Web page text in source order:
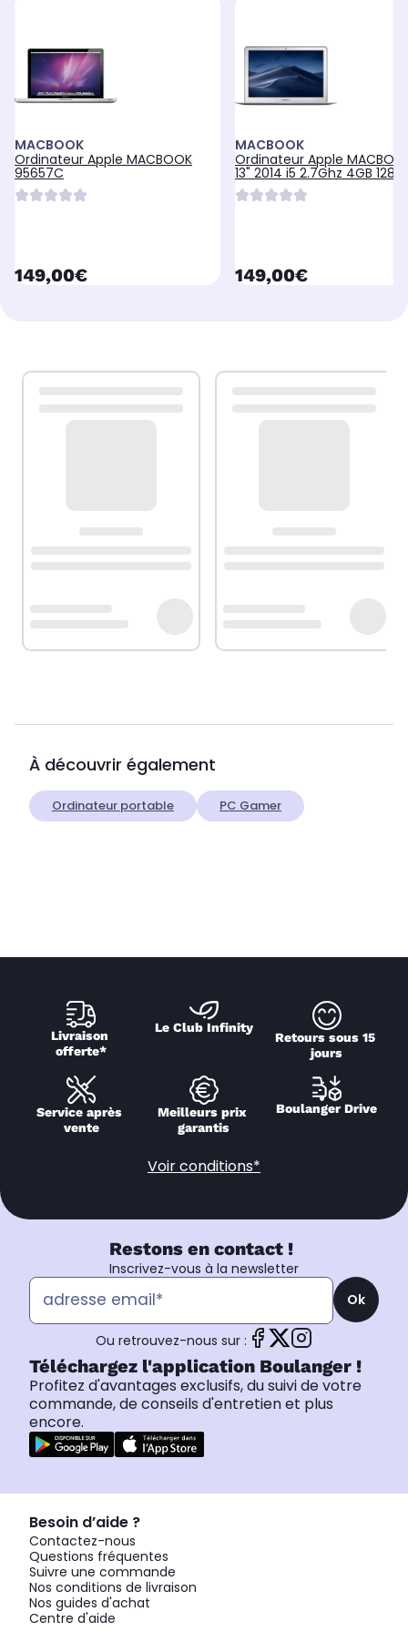
MACBOOK
Ordinateur Apple MACBOOK
95657C
currentPrice
149,00€
MACBOOK
Ordinateur Apple
13" 2014 i5 2.7Ghz 4GB
currentPrice
149,00€
À découvrir également
Ordinateur portable PC Gamer
Livraison
offerte*
Le Club Infinity
Retours sous 15
jours
Service après
vente
Meilleurs prix
garantis
Boulanger Drive
Voir conditions*
Restons en contact !
Inscrivez-vous à la newsletter
Ok
Ou retrouvez-nous sur :
Téléchargez l'application Boulanger !
Profitez d'avantages exclusifs, du suivi de votre
commande, de conseils d'entretien et plus
encore.
Besoin d’aide ?
Contactez-nous
Questions fréquentes
Suivre une commande
Nos conditions de livraison
Nos guides d'achat
Centre d'aide